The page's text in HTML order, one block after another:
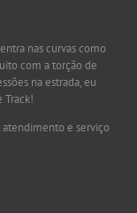
nas curvas como
com a torção de
na estrada, eu
Track!
e serviço